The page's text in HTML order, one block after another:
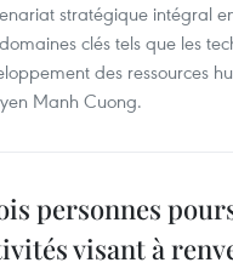
stratégique intégral
clés tels que les
des ressources
Manh Cuong.
personnes
visant à